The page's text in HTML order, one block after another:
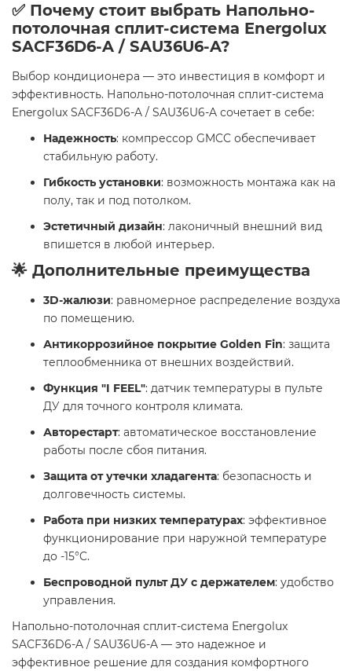
✅ Почему стоит выбрать Напольно-
потолочная сплит-система Energolux
SAСF36D6-A / SAU36U6-A?
Выбор кондиционера — это инвестиция в комфорт и
эффективность. Напольно-потолочная сплит-система
Energolux SAСF36D6-A / SAU36U6-A сочетает в себе:
Надежность: компрессор GMCC обеспечивает
стабильную работу.
Гибкость установки: возможность монтажа как на
полу, так и под потолком.
Эстетичный дизайн: лаконичный внешний вид
впишется в любой интерьер.
🌟 Дополнительные преимущества
3D-жалюзи: равномерное распределение воздуха
по помещению.
Антикоррозийное покрытие Golden Fin: защита
теплообменника от внешних воздействий.
Функция "I FEEL": датчик температуры в пульте
ДУ для точного контроля климата.
Авторестарт: автоматическое восстановление
работы после сбоя питания.
Защита от утечки хладагента: безопасность и
долговечность системы.
Работа при низких температурах: эффективное
функционирование при наружной температуре
до -15°C.
Беспроводной пульт ДУ с держателем: удобство
управления.
Напольно-потолочная сплит-система Energolux
SAСF36D6-A / SAU36U6-A — это надежное и
эффективное решение для создания комфортного